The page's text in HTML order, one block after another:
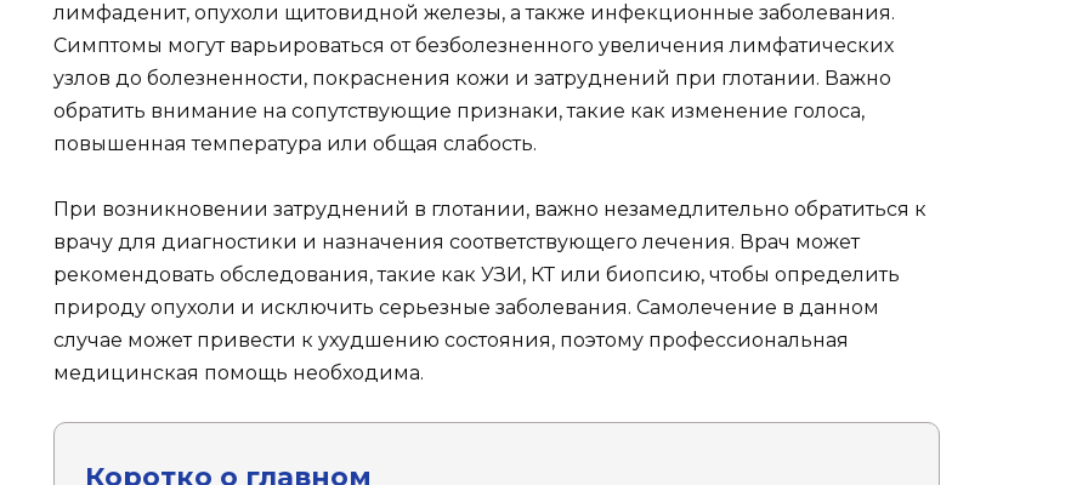
лимфаденит, опухоли щитовидной железы, а также инфекционные заболевания.
Симптомы могут варьироваться от безболезненного увеличения лимфатических
узлов до болезненности, покраснения кожи и затруднений при глотании. Важно
обратить внимание на сопутствующие признаки, такие как изменение голоса,
повышенная температура или общая слабость.
При возникновении затруднений в глотании, важно незамедлительно обратиться к
врачу для диагностики и назначения соответствующего лечения. Врач может
рекомендовать обследования, такие как УЗИ, КТ или биопсию, чтобы определить
природу опухоли и исключить серьезные заболевания. Самолечение в данном
случае может привести к ухудшению состояния, поэтому профессиональная
медицинская помощь необходима.
Коротко о главном